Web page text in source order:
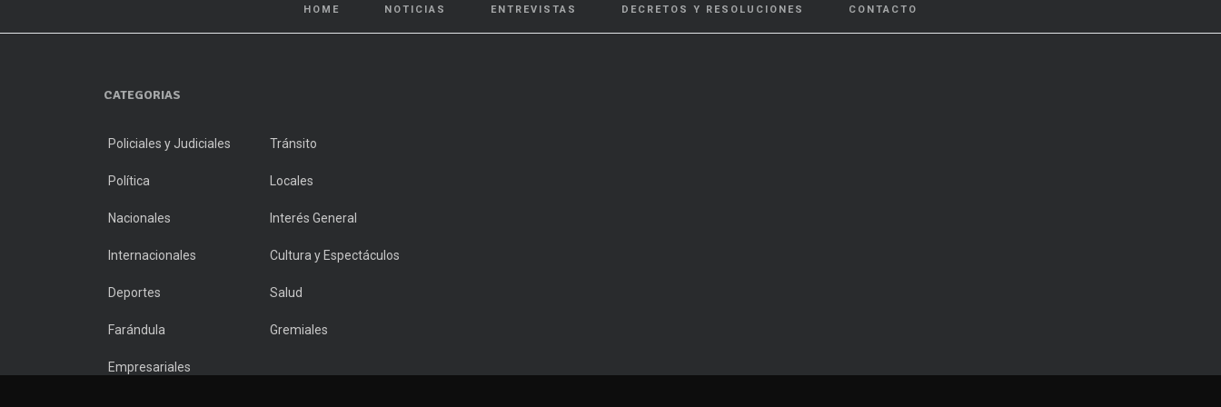
HOME NOTICIAS ENTREVISTAS DECRETOS Y RESOLUCIONES CONTACTO
CATEGORIAS
Policiales y Judiciales Tránsito
Política Locales
Nacionales Interés General
Internacionales Cultura y Espectáculos
Deportes Salud
Farándula Gremiales
Empresariales